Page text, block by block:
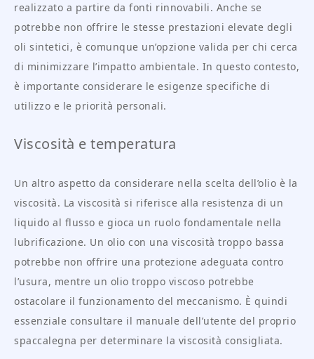
realizzato a partire da fonti rinnovabili. Anche se
potrebbe non offrire le stesse prestazioni elevate degli
oli sintetici, è comunque un’opzione valida per chi cerca
di minimizzare l’impatto ambientale. In questo contesto,
è importante considerare le esigenze specifiche di
utilizzo e le priorità personali.
Viscosità e temperatura
Un altro aspetto da considerare nella scelta dell’olio è la
viscosità. La viscosità si riferisce alla resistenza di un
liquido al flusso e gioca un ruolo fondamentale nella
lubrificazione. Un olio con una viscosità troppo bassa
potrebbe non offrire una protezione adeguata contro
l’usura, mentre un olio troppo viscoso potrebbe
ostacolare il funzionamento del meccanismo. È quindi
essenziale consultare il manuale dell’utente del proprio
spaccalegna per determinare la viscosità consigliata.